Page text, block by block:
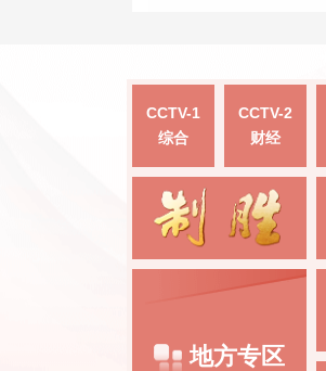
CCTV-1
综合
CCTV-2
财经
地方专区